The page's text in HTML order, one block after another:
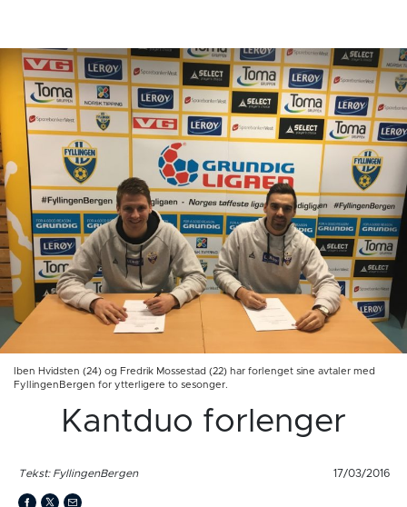
Iben Hvidsten (24) og Fredrik Mossestad (22) har forlenget sine avtaler med
FyllingenBergen for ytterligere to sesonger.
Kantduo forlenger
Tekst: FyllingenBergen 17/03/2016